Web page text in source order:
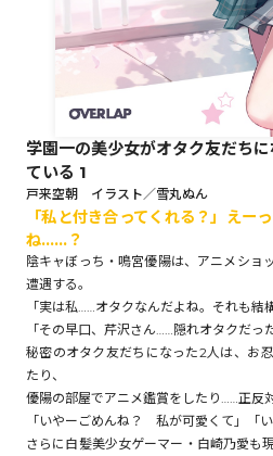
コミックガルド
コミッククリエ
コミックパル
学園一の美少女がオタク友だち
ている 1
戸来空朝 イラスト／雪丸ぬん
「私と付き合ってくれる？」えー
ね……？
陰キャぼっち・鳴宮優陽は、アニメショ
遭遇する。
「実は私……オタクなんだよね。それも結
「その早口、芹沢さん……隠れオタクだっ
秘密のオタク友だちになった2人は、お
たり、
優陽の部屋でアニメ鑑賞をしたり……正反
「いやーごめんね？ 私が可愛くて」「い
さらに白髪美少女ゲーマー・白崎乃愛も